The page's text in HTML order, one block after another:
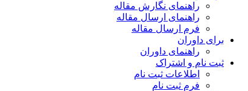
راهنمای نگارش مقاله
راهنمای ارسال مقاله
فرم ارسال مقاله
برای داوران
راهنمای داوران
ثبت نام و اشتراک
اطلاعات ثبت نام
فرم ثبت نام